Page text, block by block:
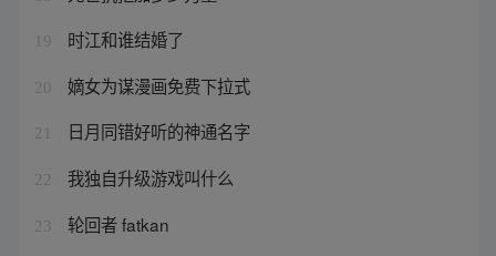
19 时江和谁结婚了
20 嫡女为谋漫画免费下拉式
21 日月同错好听的神通名字
22 我独自升级游戏叫什么
23 轮回者 fatkan